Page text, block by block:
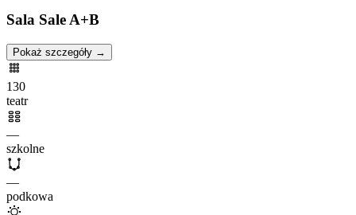
Sala Sale A+B
Pokaż szczegóły →
130
teatr
—
szkolne
—
podkowa